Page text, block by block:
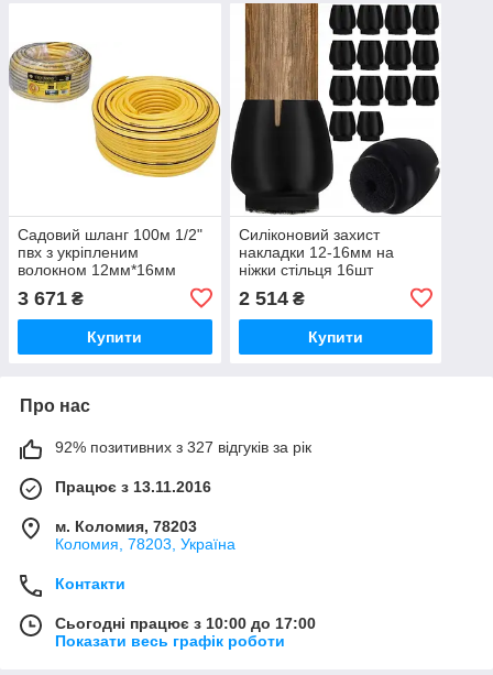
Садовий шланг 100м 1/2"
пвх з укріпленим
волокном 12мм*16мм
3 671 ₴
Купити
Силіконовий захист
накладки 12-16мм на
ніжки стільця 16шт
2 514₴
Купити
Про нас
92% позитивних з 327 відгуків за рік
Працює з 13.11.2016
м. Коломия, 78203
Коломия, 78203, Україна
Контакти
Сьогодні працює з 10:00 до 17:00
Показати весь графік роботи